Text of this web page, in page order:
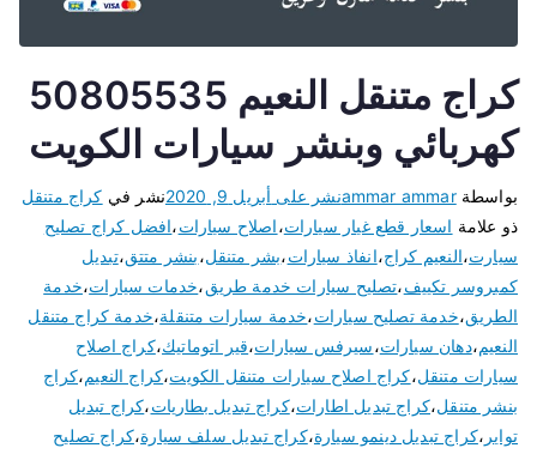
كراج متنقل النعيم 50805535
كهربائي وبنشر سيارات الكويت
بواسطةammar ammarنشر على أبريل 9, 2020 نشر في كراج متنقل
ذو علامة اسعار قطع غيار سيارات،اصلاح سيارات،افضل كراج تصليح
سيارت،النعيم كراج،انفاذ سيارات،بشر متنقل،بنشر متتق،تبديل
كمبروسر تكييف،تصليح سيارات خدمة طريق،خدمات سيارات،خدمة
الطريق،خدمة تصليح سيارات،خدمة سيارات متنقلة،خدمة كراج متنقل
النعيم،دهان سيارات،سيرفس سيارات،قير اتوماتيك،كراج اصلاح
سيارات متنقل،كراج اصلاح سيارات متنقل الكويت،كراج النعيم،كراج
بنشر متنقل،كراج تبديل اطارات،كراج تبديل بطاريات،كراج تبديل
تواير ،كراج تبديل دينمو سيارة،كراج تبديل سلف سيارة،كراج تصليح